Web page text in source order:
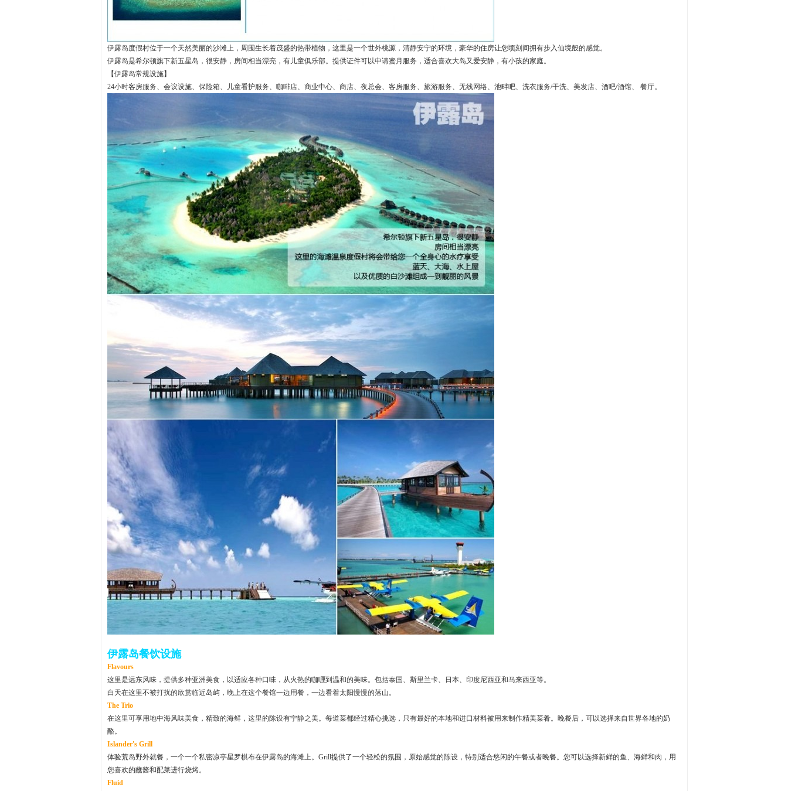
伊露岛度假村位于一个天然美丽的沙滩上，周围生长着茂盛的热带植物，这里是一个世外桃源，清静安宁的环境，豪华的住房让您顷刻间拥有步入仙境般的感觉。
伊露岛是希尔顿旗下新五星岛，很安静，房间相当漂亮，有儿童俱乐部。提供证件可以申请蜜月服务，适合喜欢大岛又爱安静，有小孩的家庭。
【伊露岛常规设施】
24小时客房服务、会议设施、保险箱、儿童看护服务、咖啡店、商业中心、商店、夜总会、客房服务、旅游服务、无线网络、池畔吧、洗衣服务/干洗、美发店、酒吧/酒馆、 餐厅。
伊露岛餐饮设施
Flavours
这里是远东风味，提供多种亚洲美食，以适应各种口味，从火热的咖喱到温和的美味。包括泰国、斯里兰卡、日本、印度尼西亚和马来西亚等。
白天在这里不被打扰的欣赏临近岛屿，晚上在这个餐馆一边用餐，一边看着太阳慢慢的落山。
The Trio
在这里可享用地中海风味美食，精致的海鲜，这里的陈设有宁静之美。每道菜都经过精心挑选，只有最好的本地和进口材料被用来制作精美菜肴。晚餐后，可以选择来自世界各地的奶
酪。
Islander's Grill
体验荒岛野外就餐，一个一个私密凉亭星罗棋布在伊露岛的海滩上。Grill提供了一个轻松的氛围，原始感觉的陈设，特别适合悠闲的午餐或者晚餐。您可以选择新鲜的鱼、海鲜和肉，用
您喜欢的蘸酱和配菜进行烧烤。
Fluid